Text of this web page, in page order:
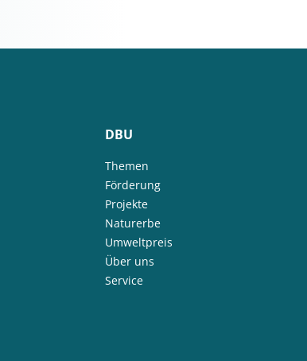
DBU
Themen
Förderung
Projekte
Naturerbe
Umweltpreis
Über uns
Service